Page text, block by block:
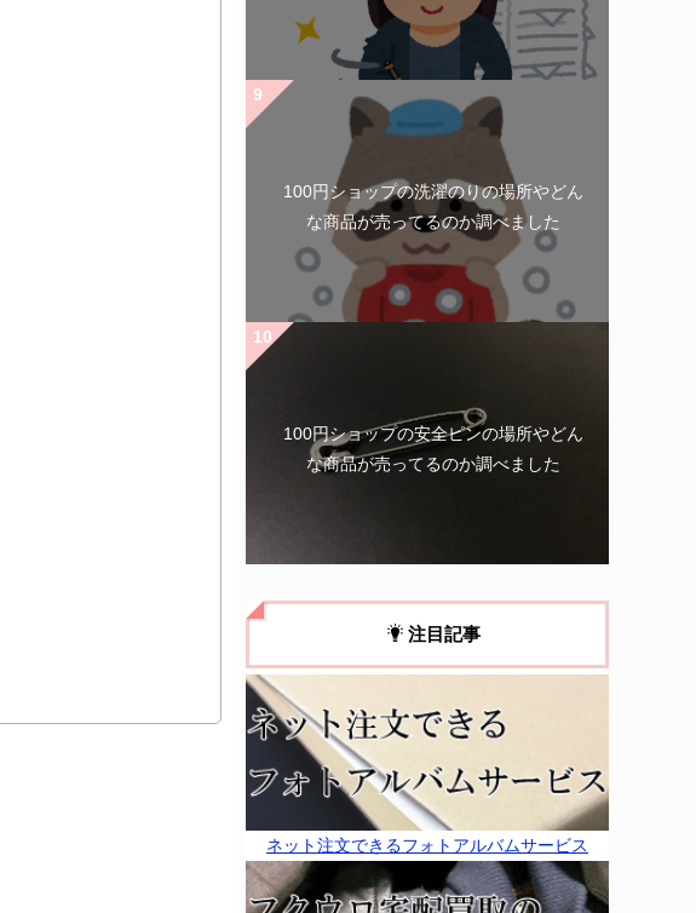
100円ショップの洗濯のりの場所やどん
な商品が売ってるのか調べました
100円ショップの安全ピンの場所やどん
な商品が売ってるのか調べました
注目記事
ネット注文できるフォトアルバムサービス